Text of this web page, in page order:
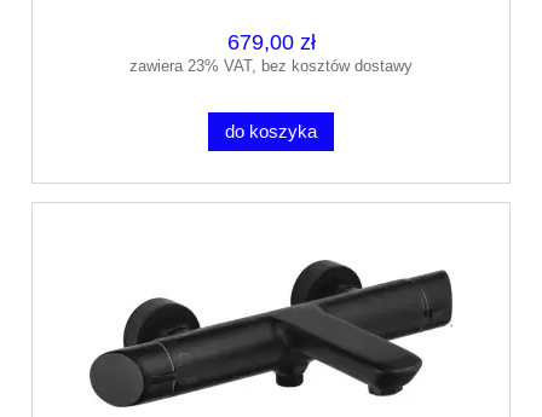
679,00 zł
zawiera 23% VAT, bez kosztów dostawy
do koszyka